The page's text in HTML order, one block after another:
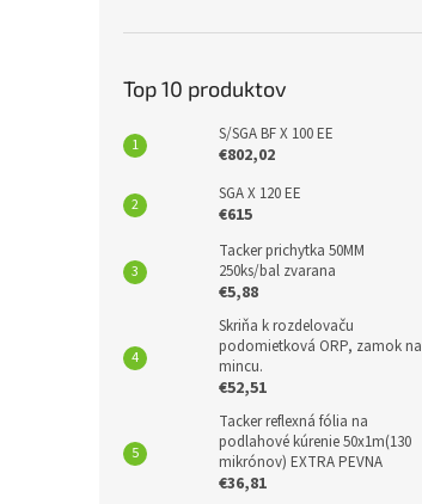
Top 10 produktov
S/SGA BF X 100 EE
€802,02
SGA X 120 EE
€615
Tacker prichytka 50MM
250ks/bal zvarana
€5,88
Skriňa k rozdelovaču
podomietková ORP, zamok na
mincu.
€52,51
Tacker reflexná fólia na
podlahové kúrenie 50x1m(130
mikrónov) EXTRA PEVNA
€36,81